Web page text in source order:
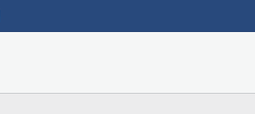
Hauptnavigation